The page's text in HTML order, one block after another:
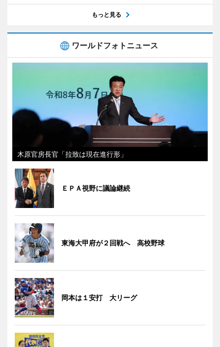
もっと見る
ワールドフォトニュース
木原官房長官「拉致は現在進行形」
ＥＰＡ視野に議論継続
東海大甲府が２回戦へ 高校野球
岡本は１安打 大リーグ